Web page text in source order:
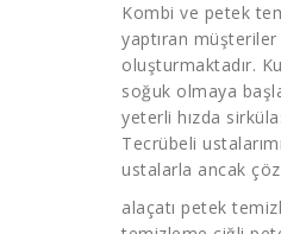
Kombi ve petek
yaptıran
oluşturmaktadır.
soğuk olmaya
yeterli hızda
Tecrübeli
ustalarla ancak
alaçatı petek